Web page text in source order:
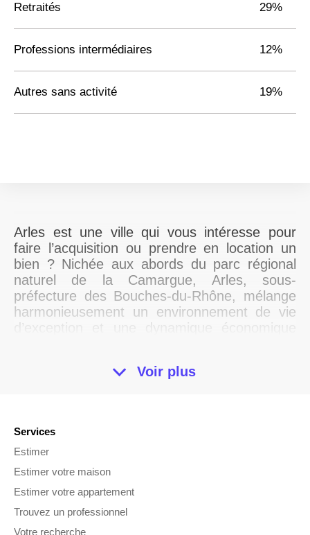
Retraités 29%
Professions intermédiaires 12%
Autres sans activité 19%
Arles est une ville qui vous intéresse pour
faire l’acquisition ou prendre en location un
bien ? Nichée aux abords du parc régional
naturel de la Camargue, Arles, sous-
préfecture des Bouches-du-Rhône, mélange
harmonieusement un environnement de vie
d’exception et une dynamique économique
mener une vie agréable. Alors faut-il habiter
l’immobilier à Arles ? Qu’en est-il du prix
moyen au mètre carré ? Faisons le point.
Qu’est-ce qui influe sur le
prix de l’immobilier à Arles ?
Voir plus
Services
Estimer
Estimer votre maison
Estimer votre appartement
Trouvez un professionnel
Votre recherche